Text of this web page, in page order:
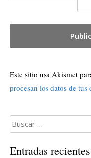
Este sitio usa Akismet
procesan los datos de tus
Buscar:
Entradas recientes